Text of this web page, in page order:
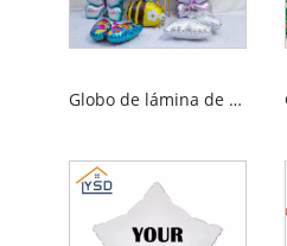
Globo de lámina de mariposa